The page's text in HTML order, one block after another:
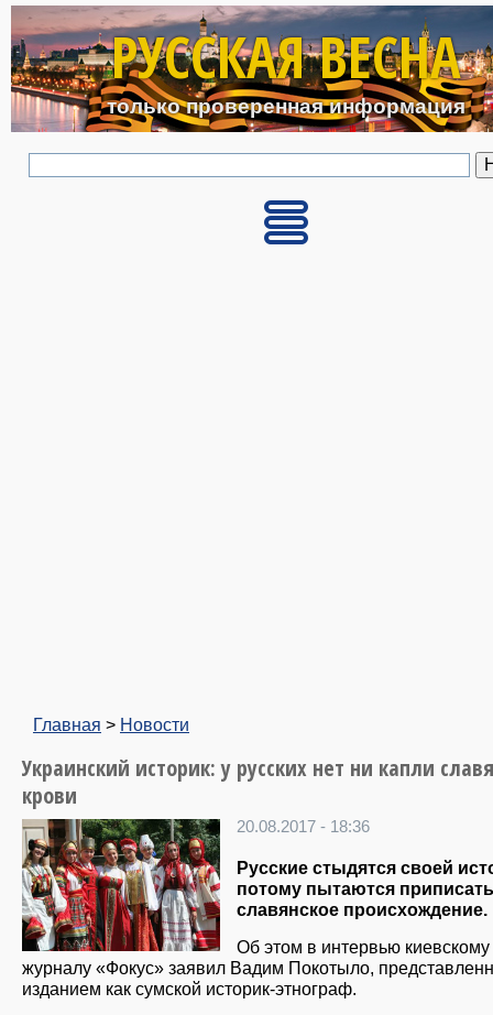
Перейти к основному
РУССКАЯ ВЕСНА
только проверенная информация
Главная > Новости
Украинский историк: у русских нет ни капли
крови
20.08.2017 - 18:36
Русские стыдятся своей
потому пытаются
славянское происхождение.
Об этом в интервью киевскому
журналу «Фокус» заявил Вадим Покотыло,
изданием как сумской историк-этнограф.